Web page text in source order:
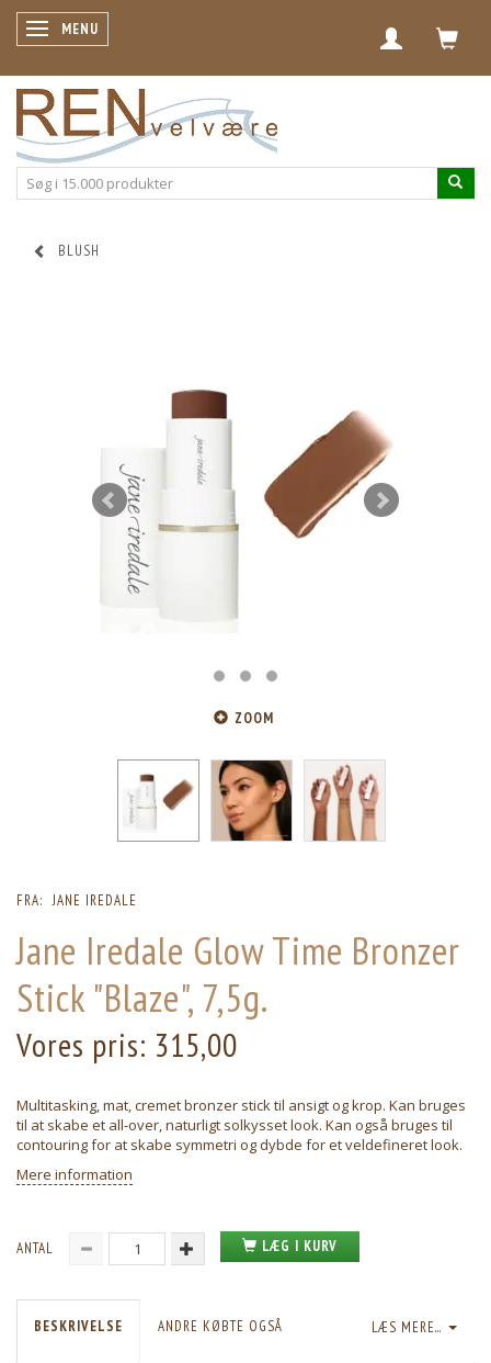
SKIFTE NAVIGATION
MENU
BLUSH
ZOOM
FRA: JANE IREDALE
Jane Iredale Glow Time Bronzer
Stick "Blaze", 7,5g.
Vores pris: 315,00
Multitasking, mat, cremet bronzer stick til ansigt og krop. Kan bruges
til at skabe et all-over, naturligt solkysset look. Kan også bruges til
contouring for at skabe symmetri og dybde for et veldefineret look.
Mere information
ANTAL LÆG I KURV
LÆS MERE...
BESKRIVELSE ANDRE KØBTE OGSÅ